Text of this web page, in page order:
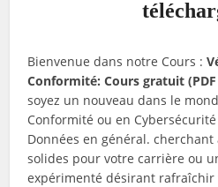
Bienvenue dans notre Cours :
Conformité: Cours gratuit
soyez un nouveau dans le
Conformité ou en
Données en général. cherchant
solides pour votre carrière ou
expérimenté désirant rafraîchir